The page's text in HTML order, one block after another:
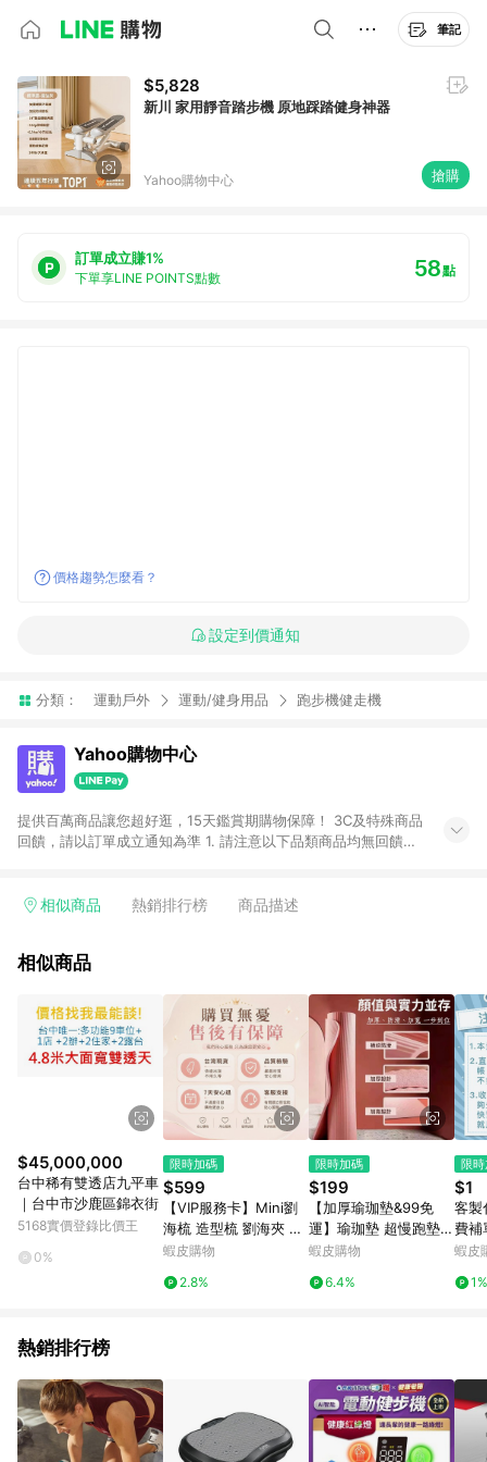
筆記
$5,828
新川 家用靜音踏步機 原地踩踏健身神器
Yahoo購物中心 搶購
訂單成立賺1%
下單享LINE POINTS點數 58點
價格趨勢怎麼看？
設定到價通知
分類： 運動戶外 運動/健身用品 跑步機健走機
Yahoo購物中心
提供百萬商品讓您超好逛，15天鑑賞期購物保障！ 3C及特殊商品
回饋，請以訂單成立通知為準 1. 請注意以下品類商品均無回饋：
電玩/遊戲/相機/單眼/鏡頭/拍立得 [2024/6/1起適用] -內接硬
的購回饋活動享Yahoo超贈點回饋者 - 購物中心商店之商品：商
3. 訂單回饋金額將扣除運費/購物金/超贈點/福利金/紅利折抵/折
價券等虛擬貨幣折抵 4. 大宗採購或批發轉賣不具回饋資格： 如
有相關事證認定您為大宗採購、批發轉賣而非最終消費使用者，
相關認定以Yahoo購物中心之認定為準
相似商品 熱銷排行榜 商品描述
相似商品
$45,000,000
台中稀有雙透店九平車
｜台中市沙鹿區錦衣街
5168實價登錄比價王
0%
限時加碼
$599
【VIP服務卡】Mini劉
海梳 造型梳 劉海夾 售
後服務 優先發貨
蝦皮購物
2.8%
限時加碼
$199
【加厚瑜珈墊&99免
運】瑜珈墊 超慢跑墊
加厚瑜珈墊 防滑墊 送
墊 瑜珈 運動器材 跳繩
蝦皮購物
6.4%
限
$1
客製
費補
直播
欄貓
蝦皮
1%
熱銷排行榜